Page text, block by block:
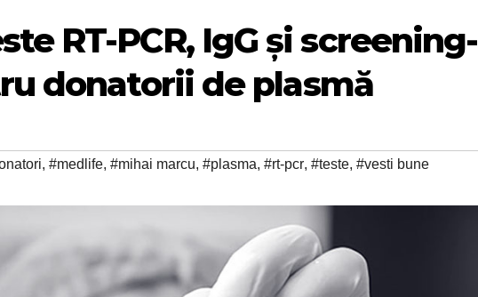
RT-PCR, IgG și screening-
donatorii de plasmă
, #medlife, #mihai marcu, #plasma, #rt-pcr, #teste, #vesti bune